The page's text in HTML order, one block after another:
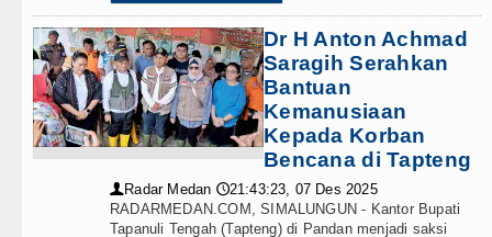
Dr H Anton Achmad
Saragih Serahkan
Bantuan
Kemanusiaan
Kepada Korban
Bencana di Tapteng
👤 Radar Medan 🕔21:43:23, 07 Des 2025
RADARMEDAN.COM, SIMALUNGUN - Kantor Bupati
Tapanuli Tengah (Tapteng) di Pandan menjadi saksi